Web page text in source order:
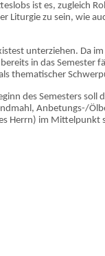
ist es, zugleich
Liturgie zu sein, wie
unterziehen. Da
in das Semester
thematischer
des Semesters soll
Anbetungs-/
Herrn) im Mittelpunkt